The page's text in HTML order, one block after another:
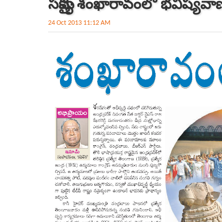
సమైక్య శంఖారావంలో
24 Oct 2013 11:12 AM